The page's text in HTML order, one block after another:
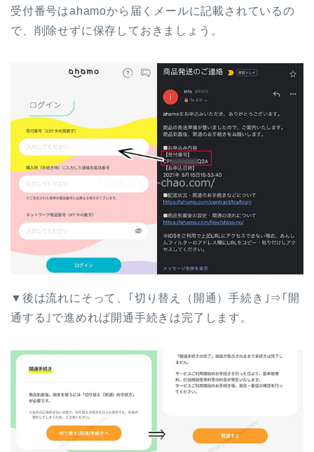
受付番号はahamoから届くメールに記載されているの
で、削除せずに保存しておきましょう。
▼後は流れにそって、｢切り替え（開通）手続き｣⇒｢開
通する｣で進めれば開通手続きは完了します。